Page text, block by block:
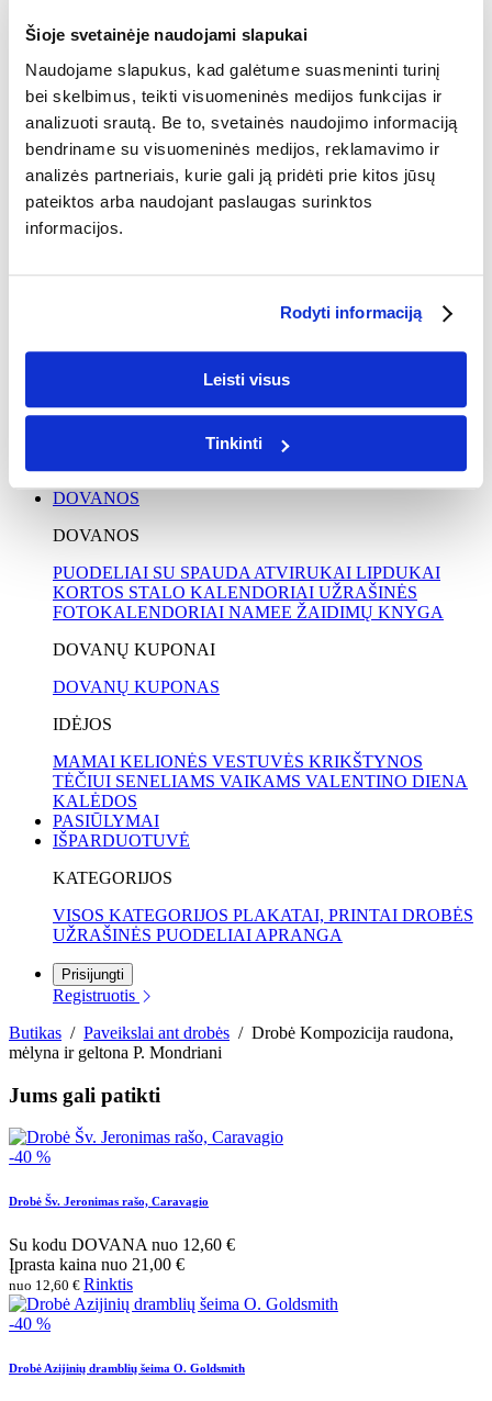
Šioje svetainėje naudojami slapukai
Naudojame slapukus, kad galėtume suasmeninti turinį
bei skelbimus, teikti visuomeninės medijos funkcijas ir
analizuoti srautą. Be to, svetainės naudojimo informaciją
bendriname su visuomeninės medijos, reklamavimo ir
analizės partneriais, kurie gali ją pridėti prie kitos jūsų
pateiktos arba naudojant paslaugas surinktos
informacijos.
Rodyti informaciją
Leisti visus
Tinkinti
MOKYKLOS
DRABUŽIAI MOKYKLAI
DŽEMPERIAI IR MARŠKINĖLIAI
IŠLEISTUVIŲ FOTOKNYGOS
IŠLEISTUVIŲ FOTOKNYGOS
NUOTRAUKOS
PAPUOŠTI SIENĄ
AI FOTODROBĖS
PLAKATAI
DOVANOS
DOVANOS
PUODELIAI SU SPAUDA ATVIRUKAI LIPDUKAI
KORTOS STALO KALENDORIAI UŽRAŠINĖS
FOTOKALENDORIAI NAMEE ŽAIDIMŲ KNYGA
DOVANŲ KUPONAI
DOVANŲ KUPONAS
IDĖJOS
MAMAI KELIONĖS VESTUVĖS KRIKŠTYNOS
TĖČIUI SENELIAMS VAIKAMS VALENTINO DIENA
KALĖDOS
PASIŪLYMAI
IŠPARDUOTUVĖ
KATEGORIJOS
VISOS KATEGORIJOS PLAKATAI, PRINTAI DROBĖS
UŽRAŠINĖS PUODELIAI APRANGA
Prisijungti
Registruotis
Butikas / Paveikslai ant drobės / Drobė Kompozicija raudona,
mėlyna ir geltona P. Mondriani
Jums gali patikti
-40 %
Drobė Šv. Jeronimas rašo, Caravagio
Su kodu DOVANA nuo 12,60 €
Įprasta kaina nuo 21,00 €
nuo 12,60 € Rinktis
-40 %
Drobė Azijinių dramblių šeima O. Goldsmith